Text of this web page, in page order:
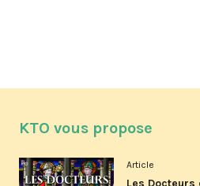
KTO vous propose
Article
Les